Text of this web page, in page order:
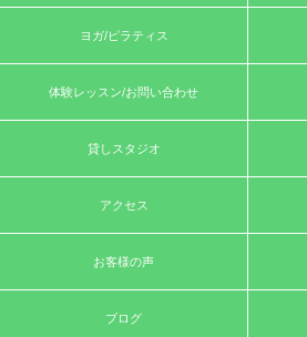
ヨガ/ピラティス
体験レッスン/お問い合わせ
貸しスタジオ
アクセス
お客様の声
ブログ